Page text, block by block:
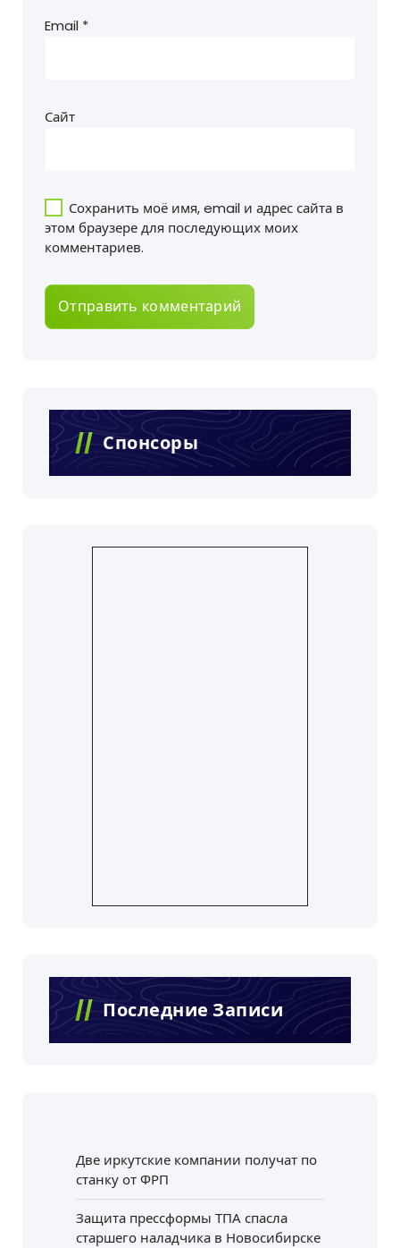
Email *
Сайт
Сохранить моё имя, email и адрес сайта в
этом браузере для последующих моих
комментариев.
Спонсоры
Последние Записи
Две иркутские компании получат по
станку от ФРП
Защита прессформы ТПА спасла
старшего наладчика в Новосибирске